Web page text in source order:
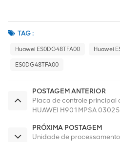
TAG :
Huawei ES0DG48TFA00 Huawei
ES0DG48TFA00
POSTAGEM ANTERIOR
Placa de controle principal
HUAWEI H901MPSA
PRÓXIMA POSTAGEM
Unidade de